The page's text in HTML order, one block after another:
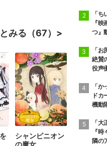
みる（67）
シャンピニオン
の魔女
「
『
つ』
「
絶賛
役声
「
ドカ
機動
「
『
隣の